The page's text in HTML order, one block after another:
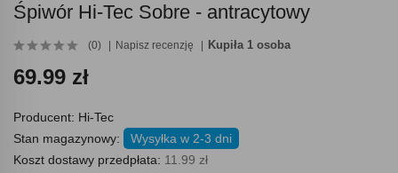
Śpiwór Hi-Tec Sobre - antracytowy
(0) Napisz recenzję Kupiła 1 osoba
69.99 zł
Producent: Hi-Tec
Stan magazynowy:
Wysyłka w 2-3 dni
Koszt dostawy przedpłata: 11.99 zł